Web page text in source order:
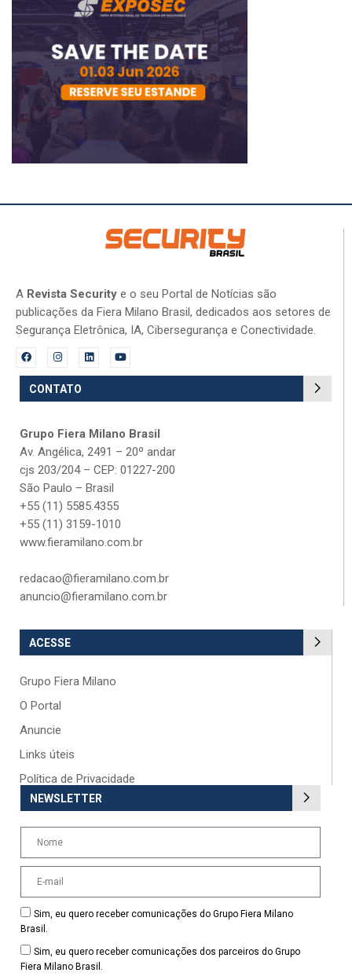
A Revista Security e o seu Portal de Notícias são
publicações da Fiera Milano Brasil, dedicados aos setores de
Segurança Eletrônica, IA, Cibersegurança e Conectividade.
CONTATO
Grupo Fiera Milano Brasil
Av. Angélica, 2491 – 20º andar
cjs 203/204 – CEP: 01227-200
São Paulo – Brasil
+55 (11) 5585.4355
+55 (11) 3159-1010
www.fieramilano.com.br
redacao@fieramilano.com.br
anuncio@fieramilano.com.br
ACESSE
Grupo Fiera Milano
O Portal
Anuncie
Links úteis
Política de Privacidade
NEWSLETTER
Sim, eu quero receber comunicações do Grupo Fiera Milano
Brasil.
Sim, eu quero receber comunicações dos parceiros do Grupo
Fiera Milano Brasil.